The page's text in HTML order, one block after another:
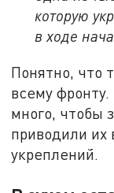
которую
в ходе
Понятно, что
всему
много, чтобы
приводили их
укреплений.